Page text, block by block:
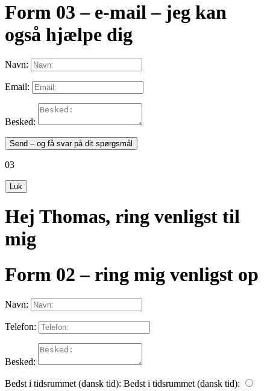
Form 03 – e-mail – jeg kan
også hjælpe dig
Navn:
Email:
Besked:
Send – og få svar på dit spørgsmål
03
Luk
Hej Thomas, ring venligst til
mig
Form 02 – ring mig venligst op
Navn:
Telefon:
Besked:
Bedst i tidsrummet (dansk tid): Bedst i tidsrummet (dansk tid):